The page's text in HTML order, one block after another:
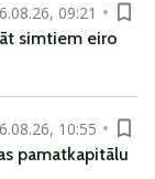
09:21
simtiem eiro
10:55
pamatkapitālu